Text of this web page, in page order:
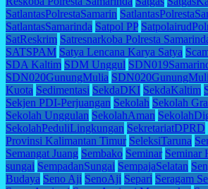
SatlantasPolrestaSamarin
SatlantasSamarinda Satpol PP
SatReskrim Satresnarkoba Polresta
SATSPAM Satya Lencana Karya Satya
SDA Kaltim SDM Unggul
SDN020GunungMulia
Kuota Sedimentasi SekdaDKI SekdaKaltim
Sekjen PDI-Perjuangan Sekolah Sekolah
Sekolah Unggulan SekolahAman
SekolahPeduliLingkungan SekretariatDPRD
Provinsi Kalimantan Timur SeleksiTaruna
Semangat Juang Sembako Seminar Seminar
sungai SempadanSungai SempajaSelatan
Budaya Seno Aji SenoAji Separi Seragam